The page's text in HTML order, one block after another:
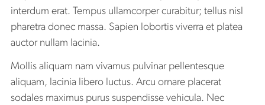
interdum erat. Tempus ullamcorper curabitur; tellus nisl
pharetra donec massa. Sapien lobortis viverra et platea
auctor nullam lacinia.
Mollis aliquam nam vivamus pulvinar pellentesque
aliquam, lacinia libero luctus. Arcu ornare placerat
sodales maximus purus suspendisse vehicula. Nec